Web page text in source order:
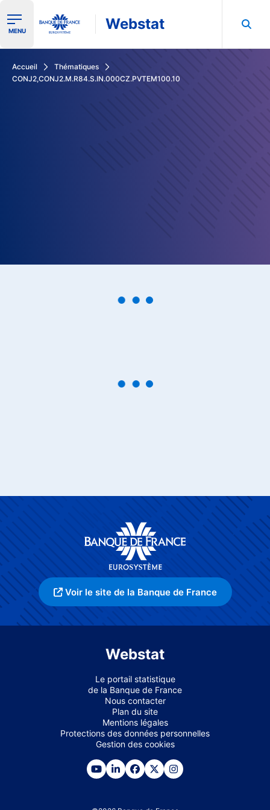
Ouvrir le menu de navigation
MENU Webstat
Accueil
Thématiques
CONJ2,CONJ2.M.R84.S.IN.000CZ.PVTEM100.10
Voir le site de la Banque de France
Webstat
Le portail statistique
de la Banque de France
Nous contacter
Plan du site
Mentions légales
Protections des données personnelles
Gestion des cookies